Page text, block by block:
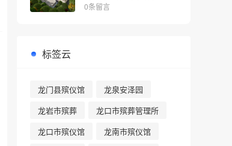
0条留言
标签云
龙门县殡仪馆
龙泉安泽园
龙岩市殡葬
龙口市殡葬管理所
龙口市殡仪馆
龙南市殡仪馆